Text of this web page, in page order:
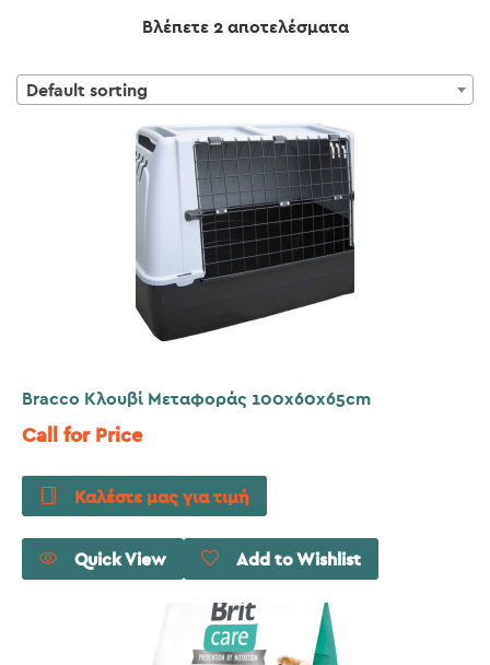
Βλέπετε 2 αποτελέσματα
Default sorting
Bracco Κλουβί Μεταφοράς 100x60x65cm
Call for Price
Καλέστε μας για τιμή
Quick View Add to Wishlist